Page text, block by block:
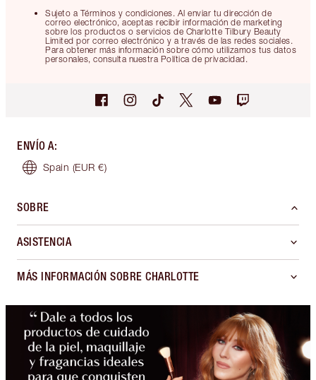
Sujeto a Términos y condiciones. Al enviar tu dirección de
correo electrónico, aceptas recibir información de marketing
sobre los productos o servicios de Charlotte Tilbury Beauty
Limited por correo electrónico y a través de las redes sociales.
Para obtener más información sobre cómo utilizamos tus datos
personales, consulta nuestra Política de privacidad.
ENVÍO A:
Spain (EUR €)
SOBRE
ASISTENCIA
MÁS INFORMACIÓN SOBRE CHARLOTTE